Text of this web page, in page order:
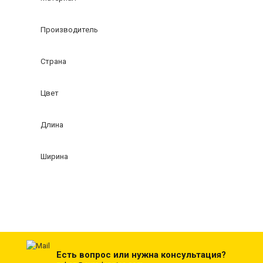
Производитель
Страна
Цвет
Длина
Ширина
Есть вопрос или нужна консультация?